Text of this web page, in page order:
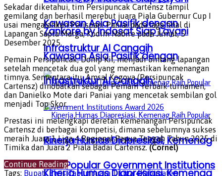
Kawasan Asia Pasifik dengan
Infrastruktur AI Canggih
Kinerja Humas Diapresiasi, Kemenag
Raih Popular Government Institutions
Zankore by Indosat Siap Layani
Kawasan Asia Pasifik dengan
Infrastruktur AI Canggih
Kinerja Humas Diapresiasi, Kemenag
Sekadar diketahui, tim Persipuncak Cartensz tampil
gemilang dan berhasil merebut juara Piala Gubernur Cup I
usai mengalahkan Perispani Paniai pada laga final di
Lapangan Sapta Marga, Kodim Nabire pada Jumat, 5
Desember 2025.
Pemain Persipuncak, Donip Kii, menjadi bintang lapangan
setelah mencetak dua gol yang memastikan kemenangan
timnya. Sementara itu, Amsal Kogoya (Persipuncak
Cartensz) dinobatkan sebagai Pemain Terbaik turnamen,
dan Danielko Mote dari Paniai yang mencetak sembilan gol
menjadi Top Skor.
Prestasi ini melengkapi deretan kemenangan Persipuncak
Cartensz di berbagai kompetisi, dimana sebelumnya sukses
meraih Juara 1 Liga 4 Regional Papua Tengah Tahun 2025 di
Timika dan Juara 2 Piala Badai Cartensz.(Cornel)
Continue Reading
Tags: Bupati Elvis TabuniJuara 1 Liga 4Kabupaten